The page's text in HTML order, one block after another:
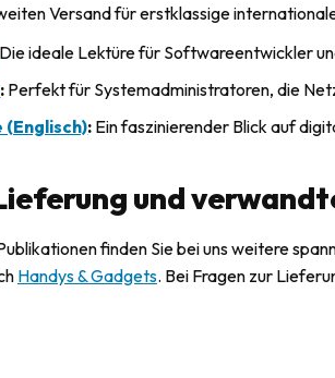
Versand für erstklassige
Die ideale Lektüre für Softwareentwickler
: Perfekt für Systemadministratoren, die
(Englisch): Ein faszinierender Blick auf
und
finden Sie bei uns weitere
Handys & Gadgets. Bei Fragen zur